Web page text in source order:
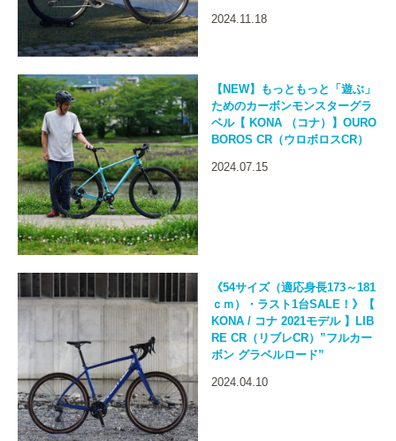
2024.11.18
【NEW】もっともっと「遊ぶ」
ためのカーボンモンスターグラ
ベル【 KONA （コナ）】OURO
BOROS CR（ウロボロスCR）
2024.07.15
《54サイズ（適応身長173～181
ｃｍ）・ラスト1台SALE！》【
KONA / コナ 2021モデル 】LIB
RE CR（リブレCR）”フルカー
ボン グラベルロード”
2024.04.10